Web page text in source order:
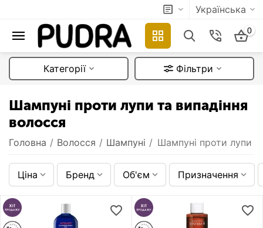
Українська
0
Категорії Фільтри
Шампуні проти лупи та випадіння
волосся
Головна / Волосся / Шампуні / Шампуні проти лупи
Ціна Бренд Об'єм Призначення